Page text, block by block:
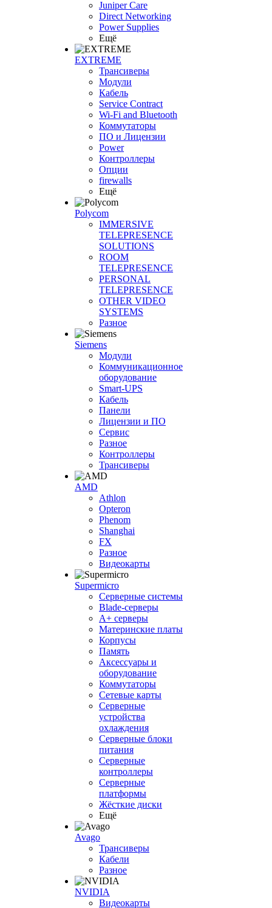
Juniper Care
Direct Networking
Power Supplies
Ещё
EXTREME
Трансиверы
Модули
Кабель
Service Contract
Wi-Fi and Bluetooth
Коммутаторы
ПО и Лицензии
Power
Контроллеры
Опции
firewalls
Ещё
Polycom
IMMERSIVE
TELEPRESENCE
SOLUTIONS
ROOM
TELEPRESENCE
PERSONAL
TELEPRESENCE
OTHER VIDEO
SYSTEMS
Разное
Siemens
Модули
Коммуникационное
оборудование
Smart-UPS
Кабель
Панели
Лицензии и ПО
Сервис
Разное
Контроллеры
Трансиверы
AMD
Athlon
Opteron
Phenom
Shanghai
FX
Разное
Видеокарты
Supermicro
Серверные системы
Blade-серверы
A+ серверы
Материнские платы
Корпусы
Память
Аксессуары и
оборудование
Коммутаторы
Сетевые карты
Серверные
устройства
охлаждения
Серверные блоки
питания
Серверные
контроллеры
Серверные
платформы
Жёсткие диски
Ещё
Avago
Трансиверы
Кабели
Разное
NVIDIA
Видеокарты